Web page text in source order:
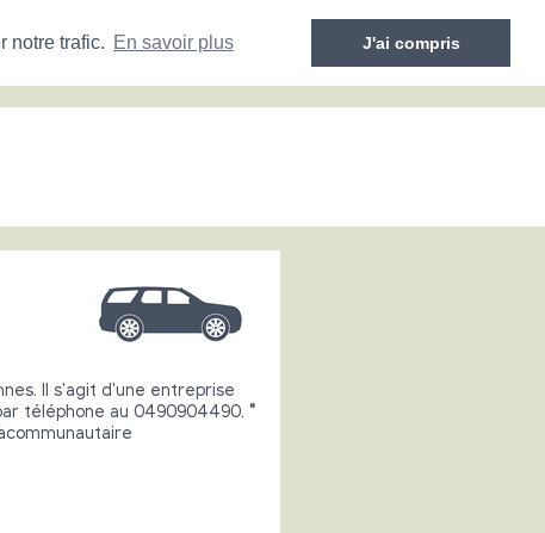
notre trafic. En savoir plus J'ai compris
Il s'agit d'une entreprise
téléphone au 0490904490. "